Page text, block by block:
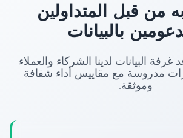
من قبل المتداولين
بالبيانات
البيانات لدينا الشركاء والعملاء
مدروسة مع مقاييس أداء شفافة
وموثقة.